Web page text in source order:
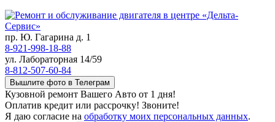
пр. Ю. Гагарина д. 1
8-921-998-18-88
ул. Лабораторная 14/59
8-812-507-60-84
Вышлите фото в Телеграм
Кузовной ремонт Вашего Авто от 1 дня!
Оплатив кредит или рассрочку! Звоните!
Я даю согласие на обработку моих персональных данных.